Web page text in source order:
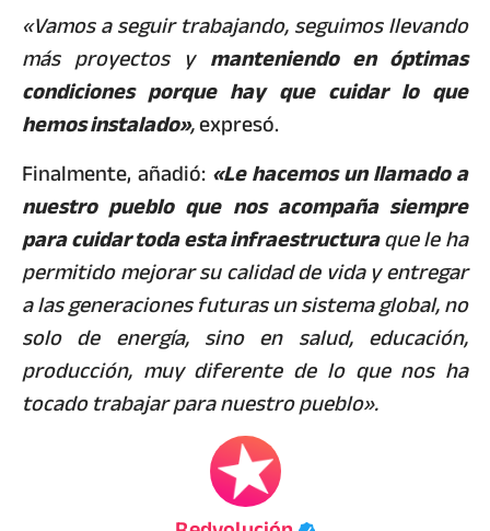
«Vamos a seguir trabajando, seguimos llevando
más proyectos y manteniendo en óptimas
condiciones porque hay que cuidar lo que
hemos instalado»,expresó.
Finalmente, añadió:«Le hacemos un llamado a
nuestro pueblo que nos acompaña siempre
para cuidar toda esta infraestructuraque le ha
permitido mejorar su calidad de vida y entregar
a las generaciones futuras un sistema global, no
solo de energía, sino en salud, educación,
producción, muy diferente de lo que nos ha
tocado trabajar para nuestro pueblo».